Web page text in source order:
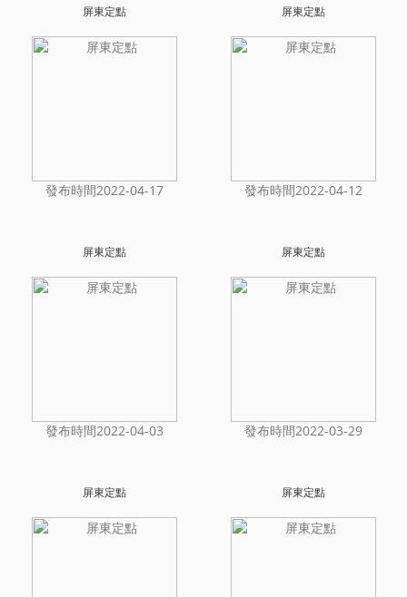
屏東定點
發布時間2022-04-17
屏東定點
發布時間2022-04-12
屏東定點
發布時間2022-04-03
屏東定點
發布時間2022-03-29
屏東定點 屏東定點